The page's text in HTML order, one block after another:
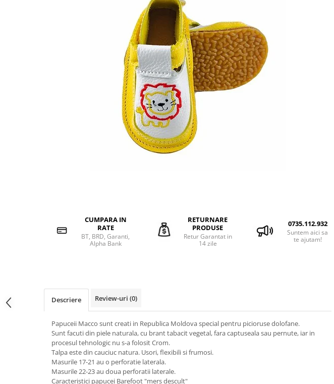
CUMPARA IN
RATE
BT, BRD, Garanti,
Alpha Bank
RETURNARE
PRODUSE
Retur Garantat in
14 zile
0735.112.932
Suntem aici sa
te ajutam!
Descriere Review-uri (0)
Papuceii Macco sunt creati in Republica Moldova special pentru picioruse dolofane.
Sunt facuti din piele naturala, cu brant tabacit vegetal, fara captuseala sau pernute, iar in
procesul tehnologic nu s-a folosit Crom.
Talpa este din cauciuc natura. Usori, flexibili si frumosi.
Masurile 17-21 au o perforatie laterala.
Masurile 22-23 au doua perforatii laterale.
Caracteristici papucei Barefoot "mers descult"